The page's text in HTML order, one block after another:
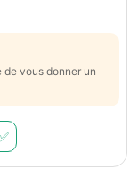
vous donner un